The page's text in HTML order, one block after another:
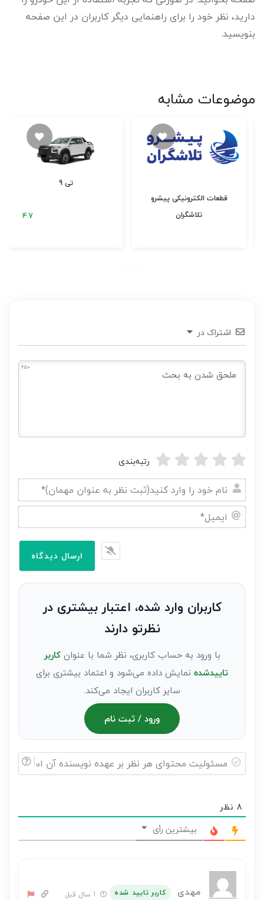
دارید، نظر خود را برای راهنمایی دیگر کاربران در این صفحه
بنویسید.
موضوعات مشابه
خودرو سهند
اشتراک در
650
رتبه‌بندی
نام
خود
نظر
کاربران وارد شده، اعتبار بیشتری در
نظرتو دارند
با ورود به حساب کاربری، نظر شما با عنوانکاربر
تاییدشده نمایش داده می‌شود و اعتماد بیشتری برای
سایر کاربران ایجاد می‌کند.
ورود / ثبت نام
هر
نظر
بر
نویسنده
8 نظر
بیشترین رأی
مهدی کاربر تایید شده